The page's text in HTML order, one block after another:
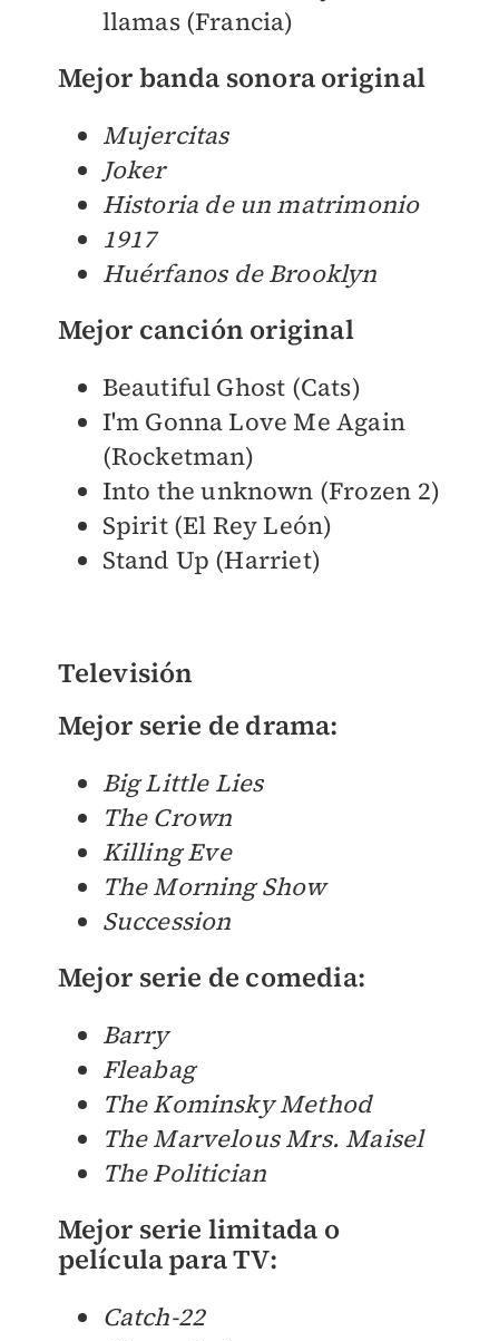
llamas (Francia)
Mejor banda sonora original
Mujercitas
Joker
Historia de un matrimonio
1917
Huérfanos de Brooklyn
Mejor canción original
Beautiful Ghost (Cats)
I'm Gonna Love Me Again
(Rocketman)
Into the unknown (Frozen 2)
Spirit (El Rey León)
Stand Up (Harriet)
Televisión
Mejor serie de drama:
Big Little Lies
The Crown
Killing Eve
The Morning Show
Succession
Mejor serie de comedia:
Barry
Fleabag
The Kominsky Method
The Marvelous Mrs. Maisel
The Politician
Mejor serie limitada o
película para TV:
Catch-22